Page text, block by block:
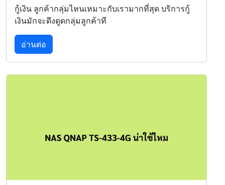
กู้เงิน ลูกค้ากลุ่มไหนเหมาะกับเรามากที่สุด บริการกู้
เงินมักจะดึงดูดกลุ่มลูกค้าที
อ่านต่อ